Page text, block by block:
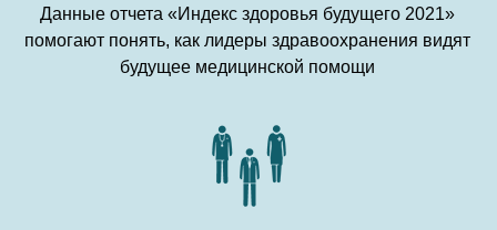
Данные отчета «Индекс здоровья будущего 2021»
помогают понять, как лидеры здравоохранения видят
будущее медицинской помощи